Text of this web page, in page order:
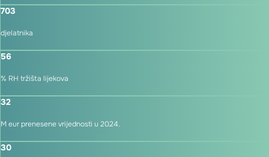
703
djelatnika
56
% RH tržišta lijekova
32
M eur prenesene vrijednosti u 2024.
30